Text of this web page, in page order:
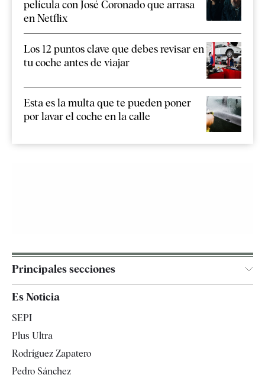
película con José Coronado que arrasa
en Netflix
Los 12 puntos clave que debes revisar en
tu coche antes de viajar
Esta es la multa que te pueden poner
por lavar el coche en la calle
Principales secciones
España
Televisión
Es Noticia
SEPI
Plus Ultra
Rodríguez Zapatero
Pedro Sánchez